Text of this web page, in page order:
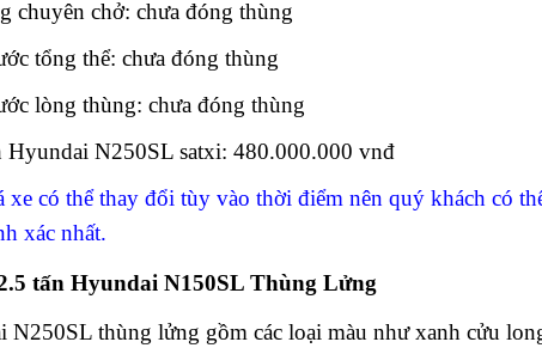
chuyên chở: chưa đóng thùng
tổng thể: chưa đóng thùng
lòng thùng: chưa đóng thùng
Hyundai N250SL satxi: 480.000.000 vnđ
xe có thể thay đổi tùy vào thời điểm nên quý khách có
xác nhất.
tấn Hyundai N150SL Thùng Lửng
N250SL thùng lửng gồm các loại màu như xanh cửu